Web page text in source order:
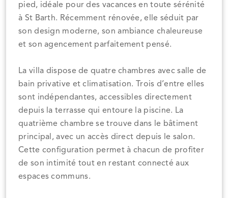
pied, idéale pour des vacances en toute sérénité
à St Barth. Récemment rénovée, elle séduit par
son design moderne, son ambiance chaleureuse
et son agencement parfaitement pensé.
La villa dispose de quatre chambres avec salle de
bain privative et climatisation. Trois d’entre elles
sont indépendantes, accessibles directement
depuis la terrasse qui entoure la piscine. La
quatrième chambre se trouve dans le bâtiment
principal, avec un accès direct depuis le salon.
Cette configuration permet à chacun de profiter
de son intimité tout en restant connecté aux
espaces communs.